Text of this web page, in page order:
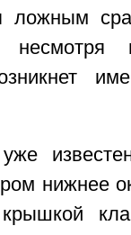
ложным
нижнее